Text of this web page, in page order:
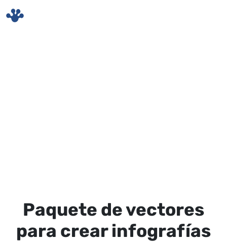
Paquete de vectores
para crear infografías